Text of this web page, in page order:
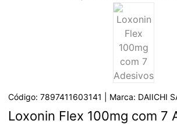
Código: 7897411603141 | Marca: DAIICHI
Loxonin Flex 100mg com 7